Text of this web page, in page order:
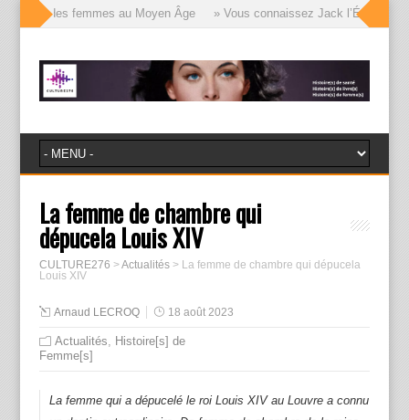
des femmes au Moyen Âge » Vous connaissez Jack l’Éventreur,
La femme de chambre qui
dépucela Louis XIV
CULTURE276 >Actualités> La femme de chambre qui dépucela
Louis XIV
Arnaud LECROQ 18 août 2023
Actualités, Histoire[s] de
Femme[s]
La femme qui a dépucelé le roi Louis XIV au Louvre a connu